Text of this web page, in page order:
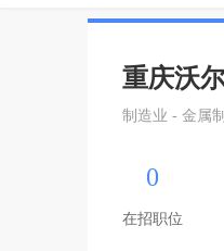
重庆沃
制造业 - 金属
0
在招职位